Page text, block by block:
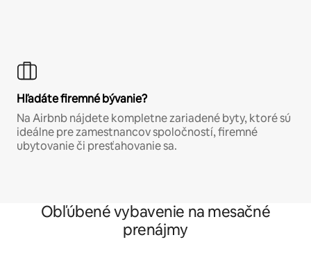
Hľadáte firemné bývanie?
Na Airbnb nájdete kompletne zariadené byty, ktoré sú
ideálne pre zamestnancov spoločností, firemné
ubytovanie či presťahovanie sa.
Obľúbené vybavenie na mesačné
prenájmy